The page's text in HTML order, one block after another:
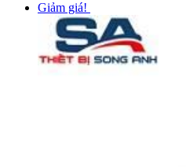
Giảm giá!